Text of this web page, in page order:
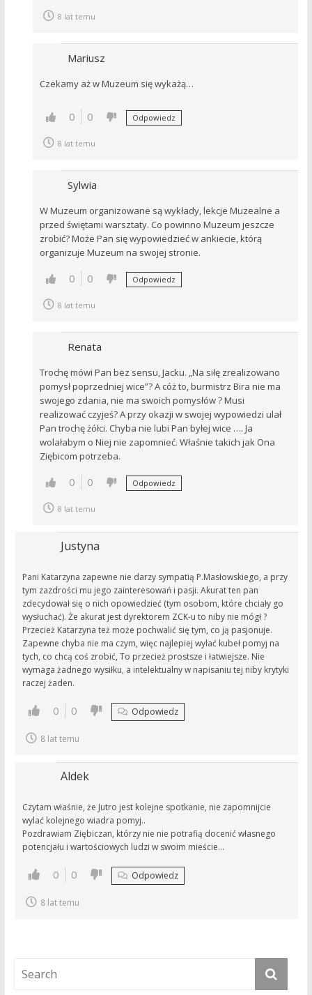
8 lat temu
Mariusz
Czekamy aż w Muzeum się wykażą…
0 0 Odpowiedz
8 lat temu
Sylwia
W Muzeum organizowane są wykłady, lekcje Muzealne a
przed świętami warsztaty. Co powinno Muzeum jeszcze
zrobić? Może Pan się wypowiedzieć w ankiecie, którą
organizuje Muzeum na swojej stronie.
0 0 Odpowiedz
8 lat temu
Renata
Trochę mówi Pan bez sensu, Jacku. „Na siłę zrealizowano
pomysł poprzedniej wice”? A cóż to, burmistrz Bira nie ma
swojego zdania, nie ma swoich pomysłów ? Musi
realizować czyjeś? A przy okazji w swojej wypowiedzi ulał
Pan trochę żółci. Chyba nie lubi Pan byłej wice …. Ja
wolałabym o Niej nie zapomnieć. Właśnie takich jak Ona
Ziębicom potrzeba.
0 0 Odpowiedz
8 lat temu
Justyna
Pani Katarzyna zapewne nie darzy sympatią P.Masłowskiego, a przy
tym zazdrości mu jego zainteresowań i pasji. Akurat ten pan
zdecydował się o nich opowiedzieć (tym osobom, które chciały go
wysłuchać). Że akurat jest dyrektorem ZCK-u to niby nie mógł ?
Przecież Katarzyna też może pochwalić się tym, co ją pasjonuje.
Zapewne chyba nie ma czym, więc najlepiej wylać kubeł pomyj na
tych, co chcą coś zrobić, To przecież prostsze i łatwiejsze. Nie
wymaga żadnego wysiłku, a intelektualny w napisaniu tej niby krytyki
raczej żaden.
0 0 Odpowiedz
8 lat temu
Aldek
Czytam właśnie, że Jutro jest kolejne spotkanie, nie zapomnijcie
wylać kolejnego wiadra pomyj..
Pozdrawiam Ziębiczan, którzy nie nie potrafią docenić własnego
potencjału i wartościowych ludzi w swoim mieście…
0 0 Odpowiedz
8 lat temu